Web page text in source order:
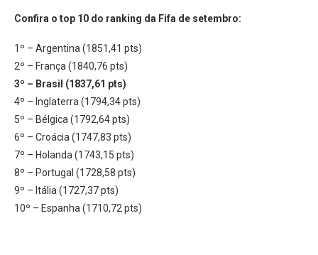
Confira o top 10 do ranking da Fifa de setembro:
1º – Argentina (1851,41 pts)
2º – França (1840,76 pts)
3º – Brasil (1837,61 pts)
4º – Inglaterra (1794,34 pts)
5º – Bélgica (1792,64 pts)
6º – Croácia (1747,83 pts)
7º – Holanda (1743,15 pts)
8º – Portugal (1728,58 pts)
9º – Itália (1727,37 pts)
10º – Espanha (1710,72 pts)